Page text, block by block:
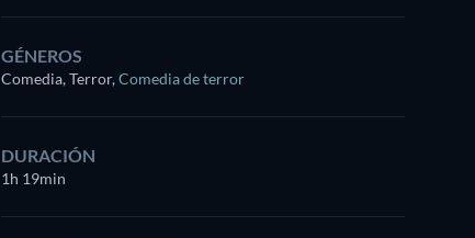
GÉNEROS
Comedia, Terror,Comedia de terror
DURACIÓN
1h 19min